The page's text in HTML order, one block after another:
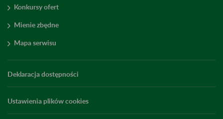
Konkursy ofert
Mienie zbędne
Mapa serwisu
Deklaracja dostępności
Ustawienia plików cookies